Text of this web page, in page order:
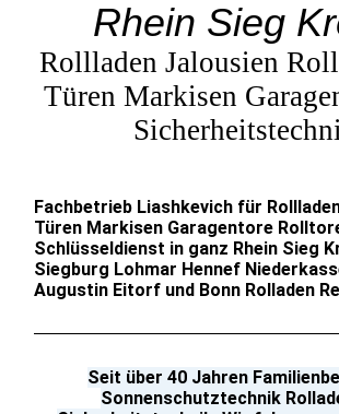
Rhein Sieg
Rollladen Jalousien
Türen Markisen
Fachbetrieb Liashkevich für
Türen Markisen Garagentore
Schlüsseldienst in ganz Rhein Sieg
Siegburg Lohmar Hennef
Augustin Eitorf und Bonn Rolladen
Seit über 40 Jahren
Sonnenschutztechnik